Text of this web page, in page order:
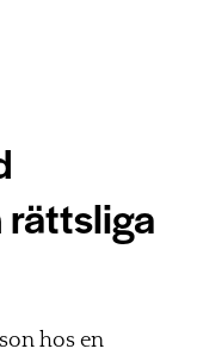
rättsliga
hos en